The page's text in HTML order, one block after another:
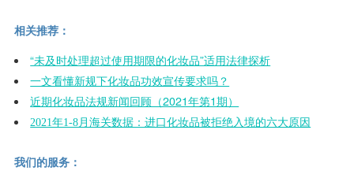
相关推荐：
“未及时处理超过使用期限的化妆品”适用法律探析
一文看懂新规下化妆品功效宣传要求吗？
近期化妆品法规新闻回顾（2021年第1期）
2021年1-8月海关数据：进口化妆品被拒绝入境的六大原因
我们的服务：